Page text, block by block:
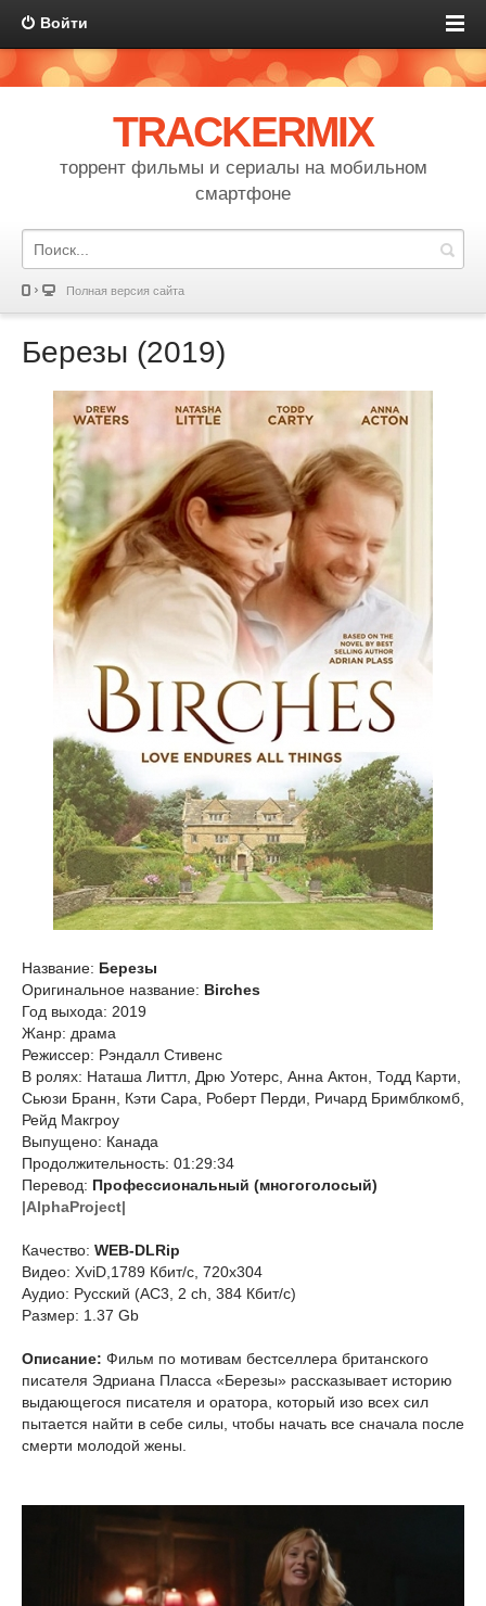
Войти
TRACKERMIX
торрент фильмы и сериалы на мобильном
смартфоне
Полная версия сайта
Березы (2019)
Название: Березы
Оригинальное название: Birches
Год выхода: 2019
Жанр: драма
Режиссер: Рэндалл Стивенс
В ролях: Наташа Литтл, Дрю Уотерс, Анна Актон, Тодд Карти,
Сьюзи Бранн, Кэти Сара, Роберт Перди, Ричард Бримблкомб,
Рейд Макгроу
Выпущено: Канада
Продолжительность: 01:29:34
Перевод: Профессиональный (многоголосый)
|AlphaProject|
Качество: WEB-DLRip
Видео: XviD,1789 Кбит/с, 720x304
Аудио: Русский (AC3, 2 ch, 384 Кбит/с)
Размер: 1.37 Gb
Описание: Фильм по мотивам бестселлера британского
писателя Эдриана Пласса «Березы» рассказывает историю
выдающегося писателя и оратора, который изо всех сил
пытается найти в себе силы, чтобы начать все сначала после
смерти молодой жены.